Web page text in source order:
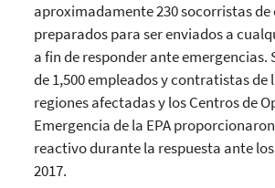
aproximadamente 230 socorristas de
preparados para ser enviados a
a fin de responder ante emergencias.
de 1,500 empleados y contratistas de
regiones afectadas y los Centros de
Emergencia de la EPA
reactivo durante la respuesta ante
2017.